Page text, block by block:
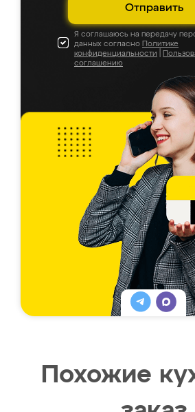
Отправить
Я соглашаюсь на передачу
данных согласно Политике
конфиденциальности
соглашению
Похожие